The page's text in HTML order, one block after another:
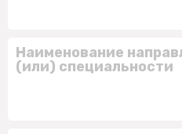
Наименование
(или) специальности